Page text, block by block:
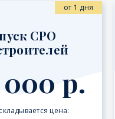
от 1 дня
СРО
р.
цена: